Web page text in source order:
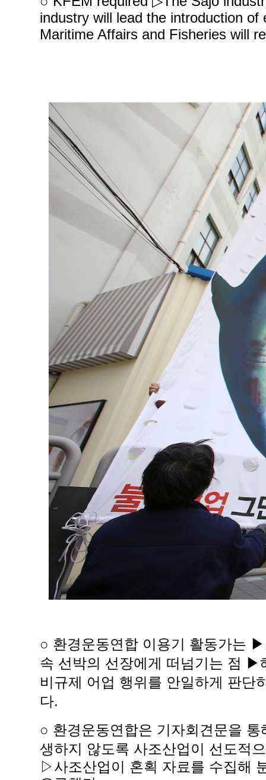
industry will lead the introduction
Maritime Affairs and Fisheries will
○ 환경운동연합 이용기 활동가는
속 선박의 선장에게 떠넘기는 점 ▶
비규제 어업 행위를 안일하게 판단
다.
○ 환경운동연합은 기자회견문을
생하지 않도록 사조산업이 선도적
▷사조산업이 혼획 자료를 수집해